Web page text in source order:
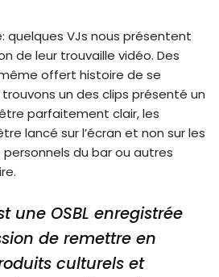
quelques VJs nous présentent
de leur trouvaille vidéo. Des
offert histoire de se
un des clips présenté un
parfaitement clair, les
lancé sur l’écran et non sur les
personnels du bar ou autres
une OSBL enregistrée
de remettre en
culturels et